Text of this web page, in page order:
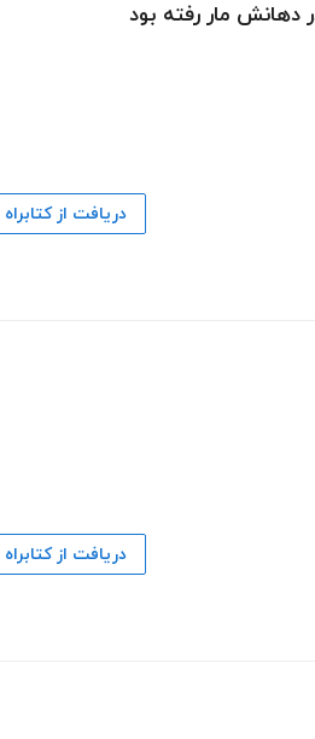
مار رفته بود
دریافت از کتابراه
دریافت از کتابراه